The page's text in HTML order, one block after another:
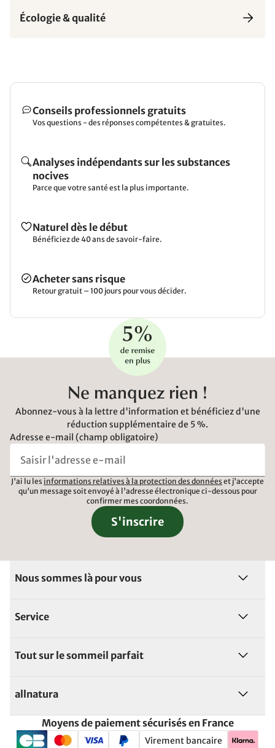
Écologie & qualité
Conseils professionnels gratuits
Vos questions - des réponses compétentes & gratuites.
Analyses indépendants sur les substances
nocives
Parce que votre santé est la plus importante.
Naturel dès le début
Bénéficiez de 40 ans de savoir-faire.
Acheter sans risque
Retour gratuit – 100 jours pour vous décider.
Ne manquez rien !
Abonnez-vous à la lettre d'information et bénéficiez d'une
réduction supplémentaire de 5 %.
Adresse e-mail (champ obligatoire)
J'ai lu les informations relatives à la protection des données et j'accepte
qu'un message soit envoyé à l'adresse électronique ci-dessous pour
confirmer mes coordonnées.
S'inscrire
Nous sommes là pour vous
Service
Tout sur le sommeil parfait
allnatura
Moyens de paiement sécurisés en France
Virement bancaire